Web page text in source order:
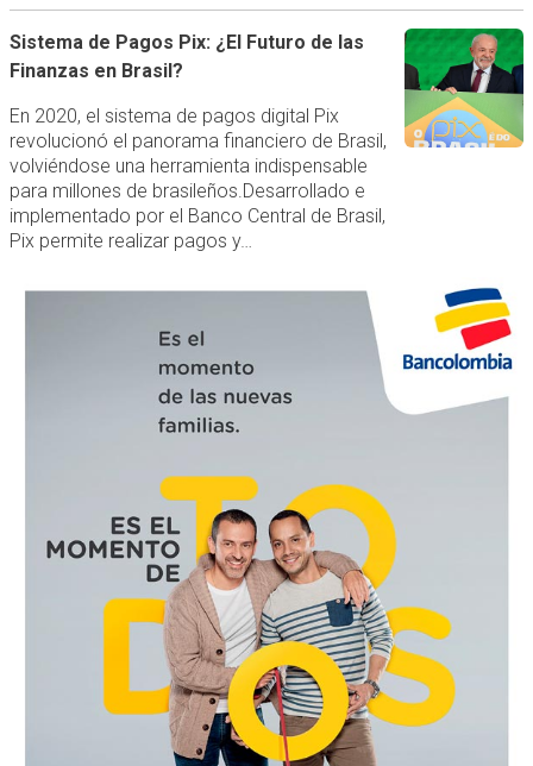
Sistema de Pagos Pix: ¿El Futuro de las
Finanzas en Brasil?
En 2020, el sistema de pagos digital Pix
revolucionó el panorama financiero de Brasil,
volviéndose una herramienta indispensable
para millones de brasileños.Desarrollado e
implementado por el Banco Central de Brasil,
Pix permite realizar pagos y…